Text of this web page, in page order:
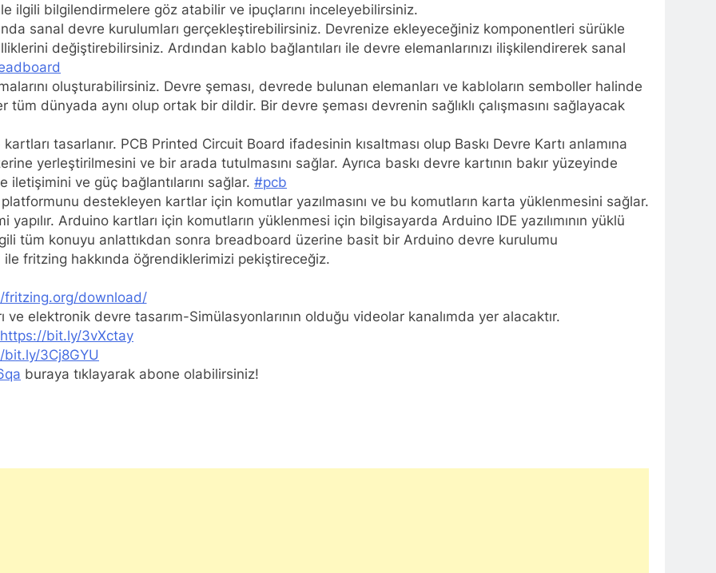
ilgili bilgilendirmelere göz atabilir ve ipuçlarını inceleyebilirsiniz.
sanal devre kurulumları gerçekleştirebilirsiniz. Devrenize ekleyeceğiniz komponentleri sürükle
değiştirebilirsiniz. Ardından kablo bağlantıları ile devre elemanlarınızı ilişkilendirerek sanal
oluşturabilirsiniz. Devre şeması, devrede bulunan elemanları ve kabloların semboller halinde
dünyada aynı olup ortak bir dildir. Bir devre şeması devrenin sağlıklı çalışmasını sağlayacak
tasarlanır. PCB Printed Circuit Board ifadesinin kısaltması olup Baskı Devre Kartı anlamına
yerleştirilmesini ve bir arada tutulmasını sağlar. Ayrıca baskı devre kartının bakır yüzeyinde
ve güç bağlantılarını sağlar. #pcb
destekleyen kartlar için komutlar yazılmasını ve bu komutların karta yüklenmesini sağlar.
Arduino kartları için komutların yüklenmesi için bilgisayarda Arduino IDE yazılımının yüklü
tüm konuyu anlattıkdan sonra breadboard üzerine basit bir Arduino devre kurulumu
fritzing hakkında öğrendiklerimizi pekiştireceğiz.
download/
elektronik devre tasarım-Simülasyonlarının olduğu videolar kanalımda yer alacaktır.
https://bit.ly/3vXctay
3Cj8GYU
buraya tıklayarak abone olabilirsiniz!